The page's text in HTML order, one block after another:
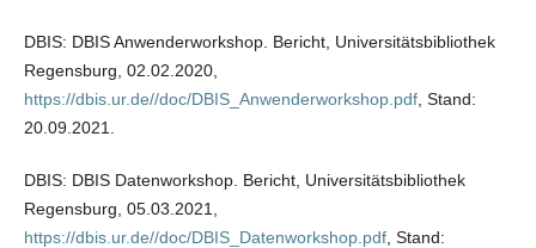
DBIS: DBIS Anwenderworkshop. Bericht, Universitätsbibliothek
Regensburg, 02.02.2020,
https://dbis.ur.de//doc/DBIS_Anwenderworkshop.pdf, Stand:
20.09.2021.
DBIS: DBIS Datenworkshop. Bericht, Universitätsbibliothek
Regensburg, 05.03.2021,
https://dbis.ur.de//doc/DBIS_Datenworkshop.pdf, Stand: